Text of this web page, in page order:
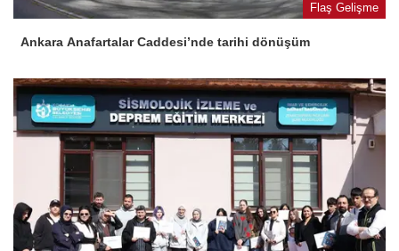
Flaş Gelişme
Ankara Anafartalar Caddesi’nde tarihi dönüşüm